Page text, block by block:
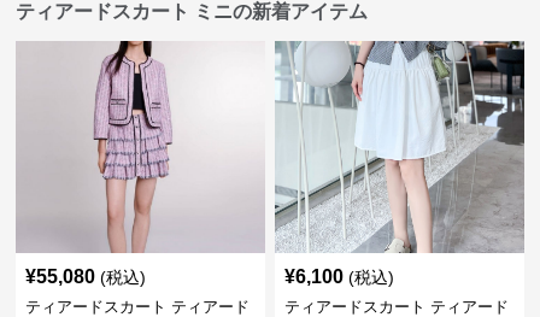
ティアードスカート ミニの新着アイテム
¥55,080 (税込)
ティアードスカート ティアード
¥6,100 (税込)
ティアードスカート ティアード